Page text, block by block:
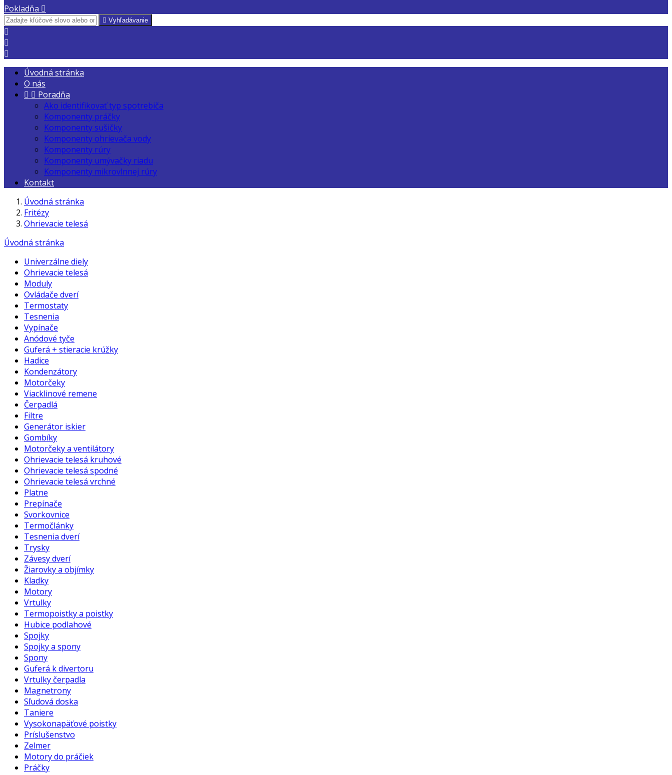
Pokladňa 
 Vyhľadávanie



Úvodná stránka
O nás
  Poradňa
Ako identifikovať typ spotrebiča
Komponenty práčky
Komponenty sušičky
Komponenty ohrievača vody
Komponenty rúry
Komponenty umývačky riadu
Komponenty mikrovlnnej rúry
Kontakt
Úvodná stránka
Fritézy
Ohrievacie telesá
Úvodná stránka
Univerzálne diely
Ohrievacie telesá
Moduly
Ovládače dverí
Termostaty
Tesnenia
Vypínače
Anódové tyče
Guferá + stieracie krúžky
Hadice
Kondenzátory
Motorčeky
Viacklinové remene
Čerpadlá
Filtre
Generátor iskier
Gombíky
Motorčeky a ventilátory
Ohrievacie telesá kruhové
Ohrievacie telesá spodné
Ohrievacie telesá vrchné
Platne
Prepínače
Svorkovnice
Termočlánky
Tesnenia dverí
Trysky
Závesy dverí
Žiarovky a objímky
Kladky
Motory
Vrtulky
Termopoistky a poistky
Hubice podlahové
Spojky
Spojky a spony
Spony
Guferá k divertoru
Vrtulky čerpadla
Magnetrony
Sľudová doska
Taniere
Vysokonapäťové poistky
Príslušenstvo
Zelmer
Motory do práčiek
Práčky